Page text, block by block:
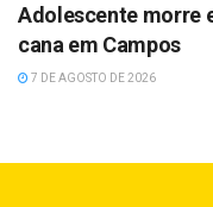
Adolescente morre
cana em Campos
7 DE AGOSTO DE 2026